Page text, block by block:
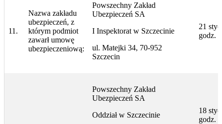
11.
Nazwa zakładu
ubezpieczeń, z
którym podmiot
zawarł umowę
ubezpieczeniową:
Powszechny Zakład
Ubezpieczeń SA
I Inspektorat w Szczecinie
ul. Matejki 34, 70-952
Szczecin
21
godz.
Powszechny Zakład
Ubezpieczeń SA
Oddział w Szczecinie
18
godz.